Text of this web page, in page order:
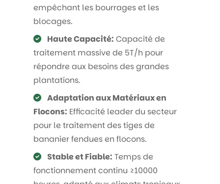
empêchant les bourrages et les
blocages.
Haute Capacité: Capacité de
traitement massive de 5T/h pour
répondre aux besoins des grandes
plantations.
Adaptation aux Matériaux en
Flocons: Efficacité leader du secteur
pour le traitement des tiges de
bananier fendues en flocons.
Stable et Fiable: Temps de
fonctionnement continu ≥10000